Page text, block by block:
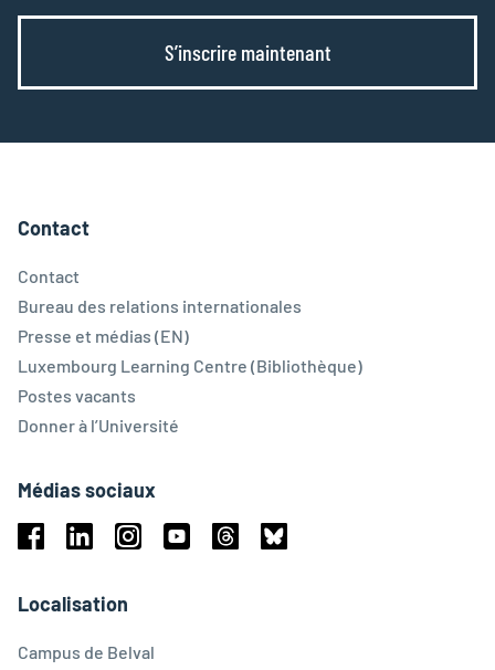
S’inscrire maintenant
Contact
Contact
Bureau des relations internationales
Presse et médias (EN)
Luxembourg Learning Centre (Bibliothèque)
Postes vacants
Donner à l’Université
Médias sociaux
Localisation
Campus de Belval